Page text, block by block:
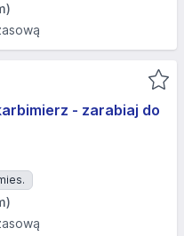
- zarabiaj do